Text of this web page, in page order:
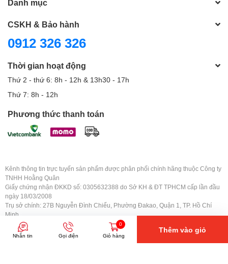
Danh mục
CSKH & Bảo hành
0912 326 326
Thời gian hoạt động
Thứ 2 - thứ 6: 8h - 12h & 13h30 - 17h
Thứ 7: 8h - 12h
Phương thức thanh toán
Kênh thông tin trực tuyến sản phẩm được phân phối chính hãng thuộc Công ty
TNHH Hoằng Quân
Giấy chứng nhận ĐKKD số: 0305632388 do Sở KH & ĐT TPHCM cấp lần đầu
ngày 18/03/2008
Trụ sở chính: 27B Nguyễn Đình Chiểu, Phường Đakao, Quận 1, TP. Hồ Chí
Minh
Nhắn tin Gọi điện
0
Giỏ hàng
Thêm vào giỏ